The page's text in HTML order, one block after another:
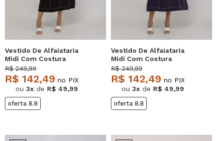
Vestido De Alfaiataria
Midi Com Costura
Contrastantes Preto
Salvatore
R$ 249,99
R$ 142,49 no PIX
ou 3x de R$ 49,99
oferta 8.8
Vestido De Alfaiataria
Midi Com Costura
Contrastantes Azul
Salvatore
R$ 249,99
R$ 142,49 no PIX
ou 3x de R$ 49,99
oferta 8.8